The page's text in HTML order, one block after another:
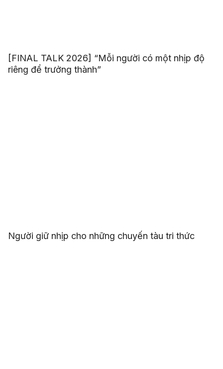
[FINAL TALK 2026] “Mỗi người có một nhịp độ
riêng để trưởng thành”
Người giữ nhịp cho những chuyến tàu tri thức